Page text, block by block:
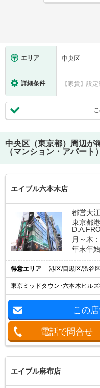
エリア 中央区
詳細条件 【家賃】設定
中央区（東京都）
周辺が
（マンション・アパート
エイブル六本木店
都営大
東京都
月～木
年末年
得意エリア 港区/目黒区/渋谷
東京ミッドタウン･六本木ヒル
この
電話で問合せ
エイブル麻布店